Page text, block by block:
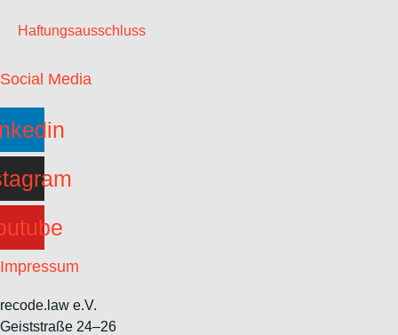
Haftungsausschluss
Social Media
Impressum
recode.law e.V.
Geiststraße 24–26